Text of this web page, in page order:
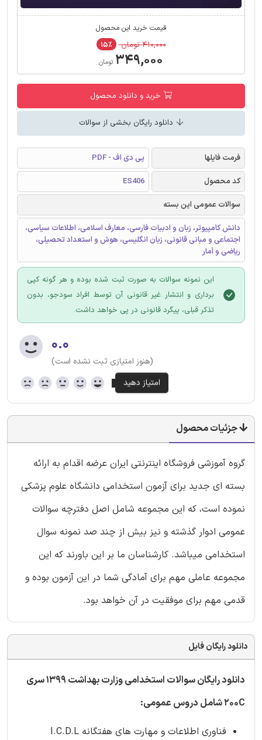
قیمت خرید این محصول
۴۱۰,۰۰۰ تومان ۱۵٪
۳۴۹,۰۰۰ تومان
خرید و دانلود محصول
دانلود رایگان بخشی از سوالات
فرمت فایلها
پی دی اف - PDF
کد محصول
ES406
سوالات عمومی این بسته
دانش کامپیوتر، زبان و ادبیات فارسی، معارف اسلامی، اطلاعات سیاسی،
اجتماعی و مبانی قانونی، زبان انگلیسی، هوش و استعداد تحصیلی،
ریاضی و آمار
این نمونه سوالات به صورت ثبت شده بوده و هر گونه کپی
برداری و انتشار غیر قانونی آن توسط افراد سودجو، بدون
تذکر قبلی، پیگرد قانونی در پی خواهد داشت.
۰.۰
(هنوز امتیازی ثبت نشده است)
جزئیات محصول
گروه آموزشی فروشگاه اینترنتی ایران عرضه اقدام به ارائه
بسته ای جدید برای آزمون استخدامی دانشگاه علوم پزشکی
نموده است، که این مجموعه شامل اصل دفترچه سوالات
عمومی ادوار گذشته و نیز بیش از چند صد نمونه سوال
استخدامی میباشد. کارشناسان ما بر این باورند که این
مجموعه عاملی مهم برای آمادگی شما در این آزمون بوده و
قدمی مهم برای موفقیت در آن خواهد بود.
دانلود رایگان فایل
دانلود رایگان سوالات استخدامی وزارت بهداشت 1399 سری
200C شامل دروس عمومی:
فناوری اطلاعات و مهارت های هفتگانه I.C.D.L